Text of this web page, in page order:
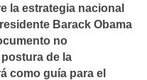
la estrategia nacional
Barack Obama
no
de la
como guí­a para el